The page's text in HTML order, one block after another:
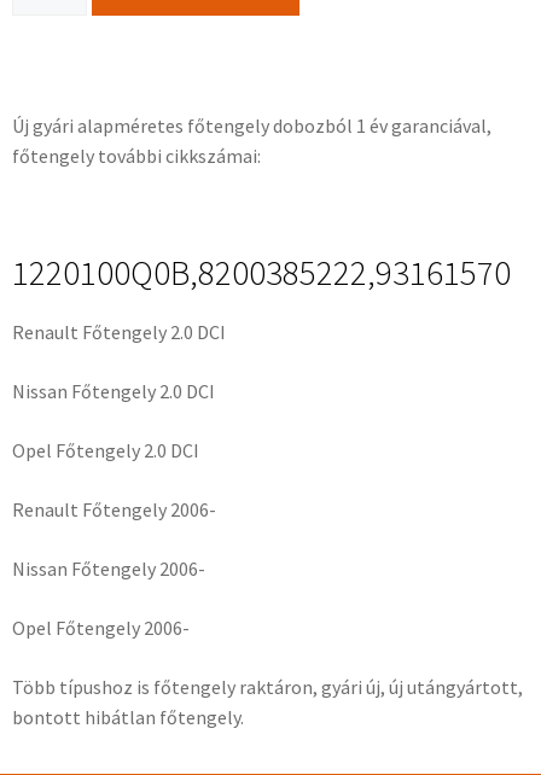
Új gyári alapméretes főtengely dobozból 1 év garanciával,
főtengely további cikkszámai:
1220100Q0B,8200385222,93161570
Renault Főtengely 2.0 DCI
Nissan Főtengely 2.0 DCI
Opel Főtengely 2.0 DCI
Renault Főtengely 2006-
Nissan Főtengely 2006-
Opel Főtengely 2006-
Több típushoz is főtengely raktáron, gyári új, új utángyártott,
bontott hibátlan főtengely.